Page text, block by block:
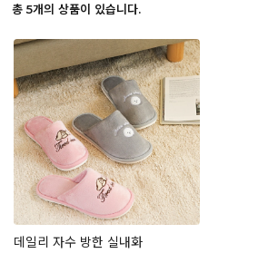
총 5개의 상품이 있습니다.
데일리 자수 방한 실내화